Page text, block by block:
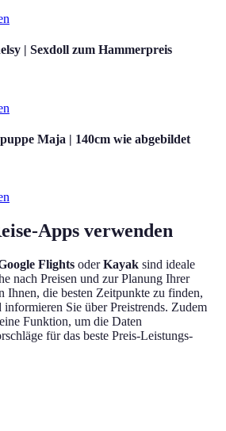
| Sexdoll zum Hammerpreis
Maja | 140cm wie abgebildet
Apps verwenden
Flights oderKayak sind ideale
nach Preisen und zur Planung Ihrer
Ihnen, die besten Zeitpunkte zu finden,
Sie über Preistrends. Zudem
Funktion, um die Daten
für das beste Preis-Leistungs-